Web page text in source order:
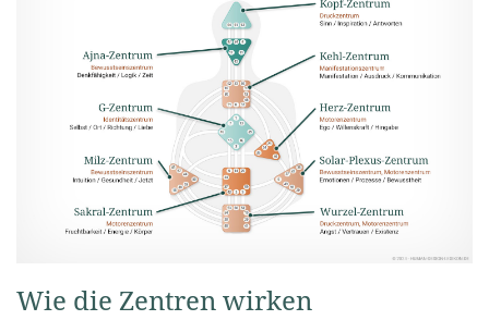
Wie die Zentren wirken